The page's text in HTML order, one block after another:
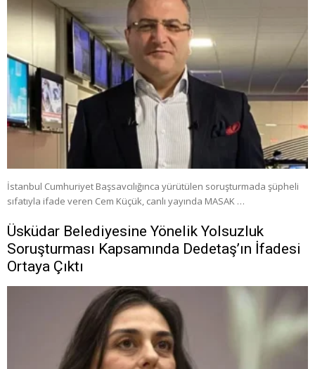
İstanbul Cumhuriyet Başsavcılığınca yürütülen soruşturmada şüpheli
sıfatıyla ifade veren Cem Küçük, canlı yayında MASAK …
Üsküdar Belediyesine Yönelik Yolsuzluk
Soruşturması Kapsamında Dedetaş’ın İfadesi
Ortaya Çıktı